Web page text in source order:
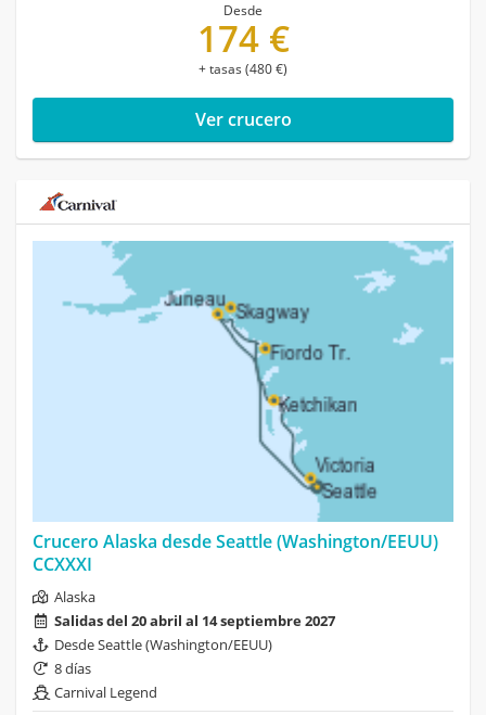
Desde
174 €
+ tasas (480 €)
Ver crucero
Crucero Alaska desde Seattle (Washington/EEUU)
CCXXXI
Alaska
Salidas del 20 abril al 14 septiembre 2027
Desde Seattle (Washington/EEUU)
8 días
Carnival Legend